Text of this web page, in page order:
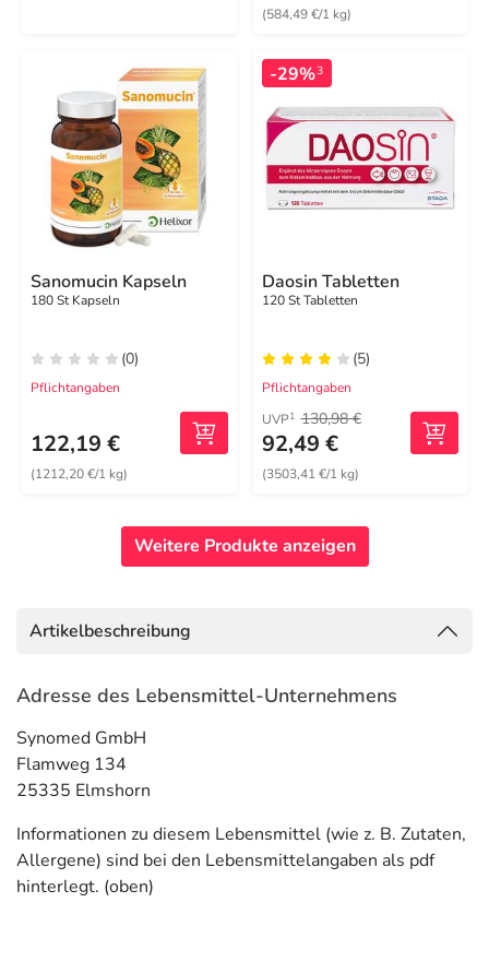
(584,49 €/1 kg)
Sanomucin Kapseln
180 St Kapseln
(0)
Pflichtangaben
122,19 €
(1212,20 €/1 kg)
-29%3
Daosin Tabletten
120 St Tabletten
(5)
Pflichtangaben
UVP1 130,98 €
92,49 €
(3503,41 €/1 kg)
Weitere Produkte anzeigen
Artikelbeschreibung
Adresse des Lebensmittel-Unternehmens
Synomed GmbH
Flamweg 134
25335 Elmshorn
Informationen zu diesem Lebensmittel (wie z. B. Zutaten,
Allergene) sind bei den Lebensmittelangaben als pdf
hinterlegt. (oben)